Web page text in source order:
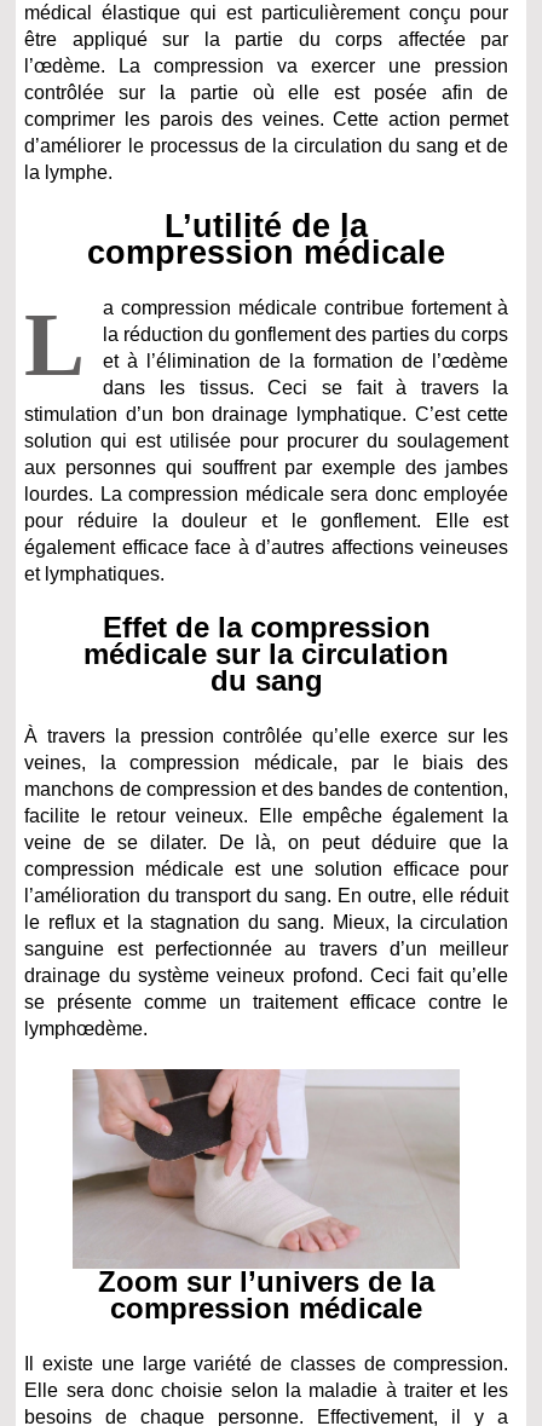
médical élastique qui est particulièrement conçu pour
être appliqué sur la partie du corps affectée par
l’œdème. La compression va exercer une pression
contrôlée sur la partie où elle est posée afin de
comprimer les parois des veines. Cette action permet
d’améliorer le processus de la circulation du sang et de
la lymphe.
L’utilité de la
compression médicale
L
a compression médicale contribue fortement à
la réduction du gonflement des parties du corps
et à l’élimination de la formation de l’œdème
dans les tissus. Ceci se fait à travers la
stimulation d’un bon drainage lymphatique. C’est cette
solution qui est utilisée pour procurer du soulagement
aux personnes qui souffrent par exemple des jambes
lourdes. La compression médicale sera donc employée
pour réduire la douleur et le gonflement. Elle est
également efficace face à d’autres affections veineuses
et lymphatiques.
Effet de la compression
médicale sur la circulation
du sang
À travers la pression contrôlée qu’elle exerce sur les
veines, la compression médicale, par le biais des
manchons de compression et des bandes de contention,
facilite le retour veineux. Elle empêche également la
veine de se dilater. De là, on peut déduire que la
compression médicale est une solution efficace pour
l’amélioration du transport du sang. En outre, elle réduit
le reflux et la stagnation du sang. Mieux, la circulation
sanguine est perfectionnée au travers d’un meilleur
drainage du système veineux profond. Ceci fait qu’elle
se présente comme un traitement efficace contre le
lymphœdème.
Zoom sur l’univers de la
compression médicale
Il existe une large variété de classes de compression.
Elle sera donc choisie selon la maladie à traiter et les
besoins de chaque personne. Effectivement, il y a